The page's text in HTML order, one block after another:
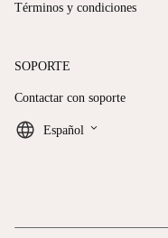
Términos y condiciones
SOPORTE
Contactar con soporte
Español keyboard_arrow_down